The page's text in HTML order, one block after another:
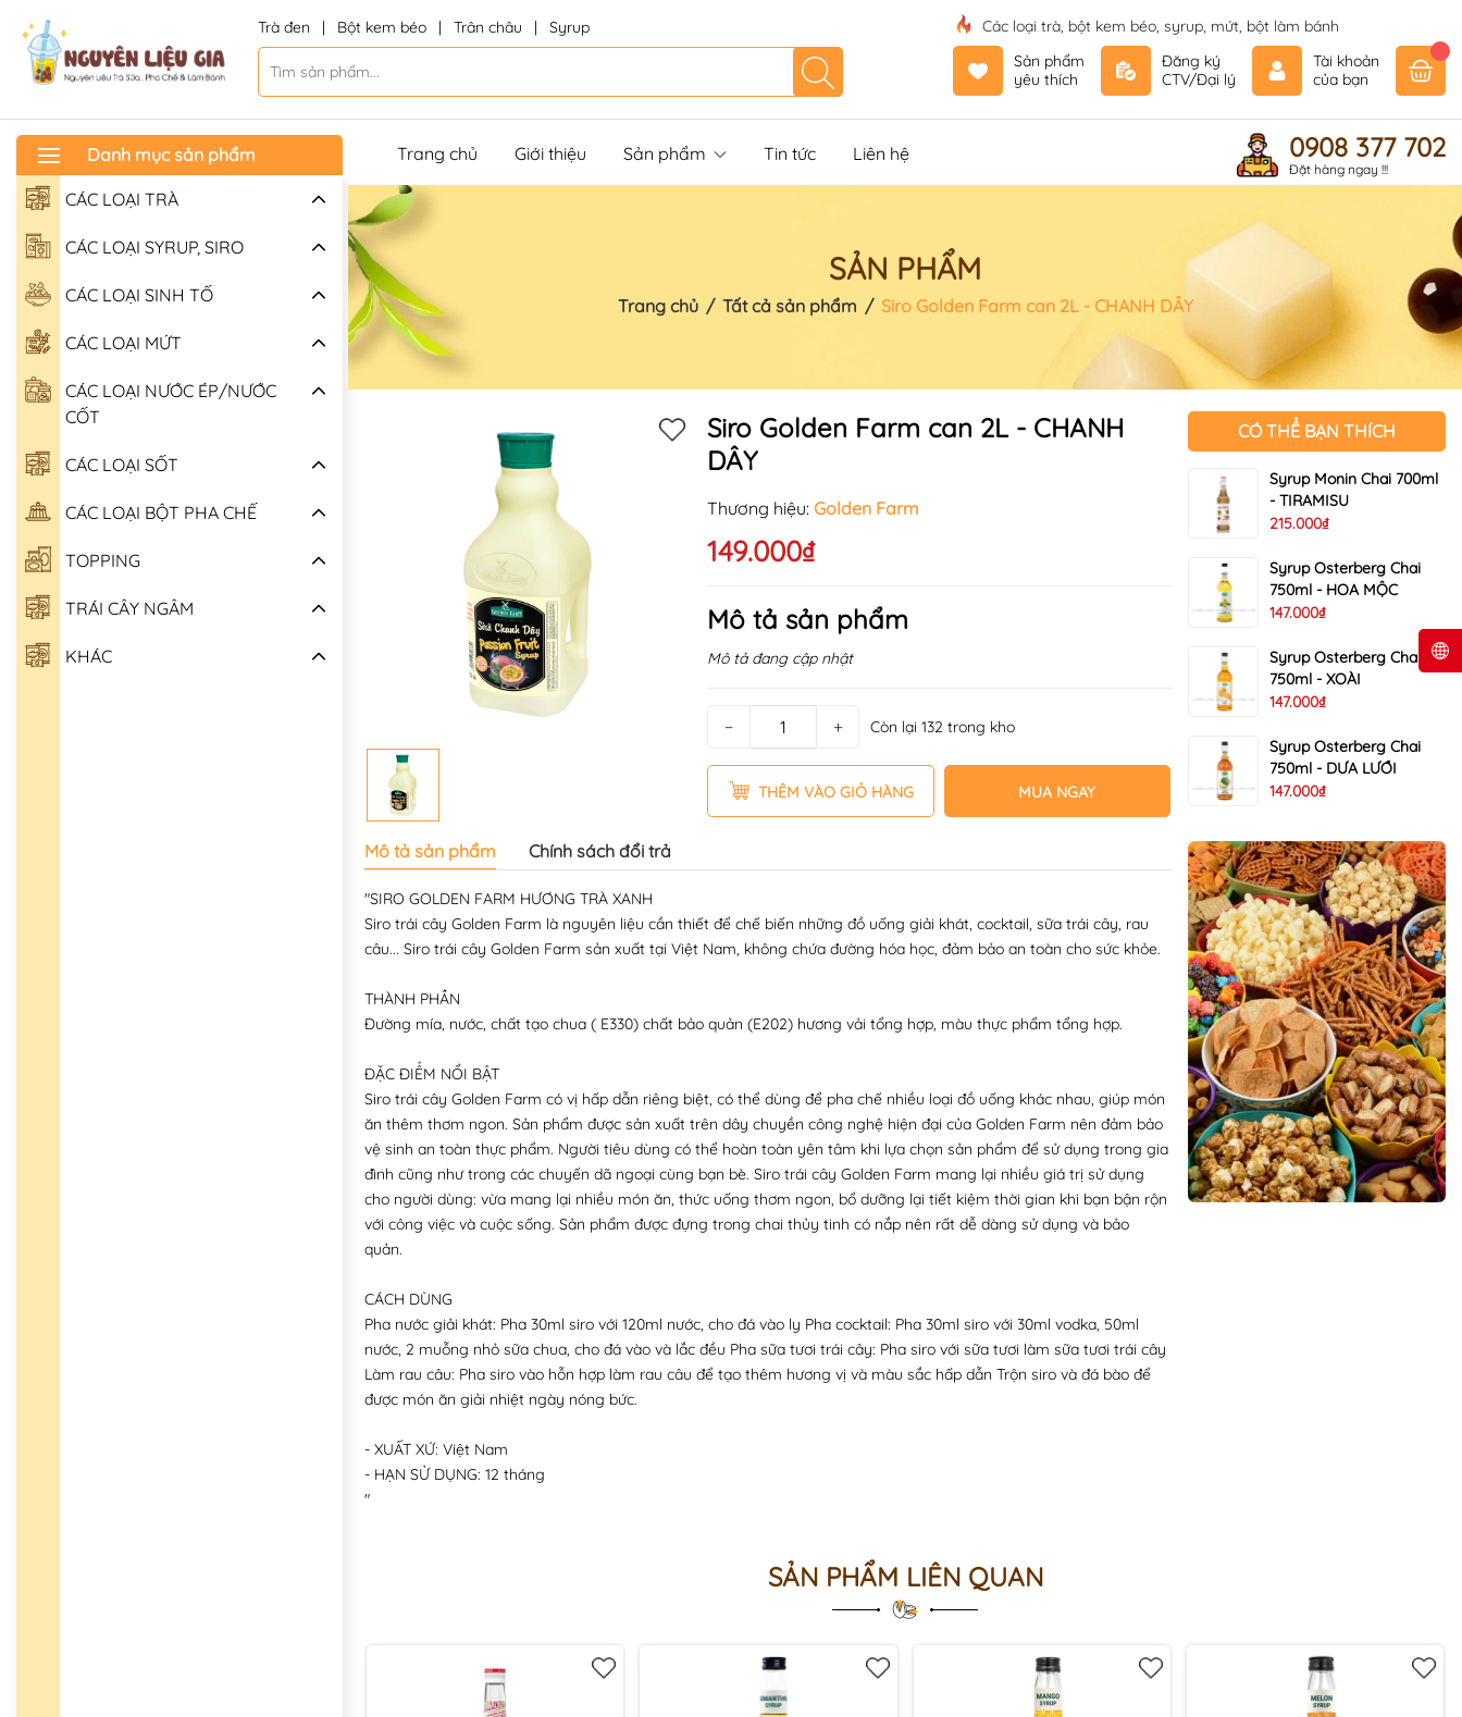
Trà đen | Bột kem béo | Trân châu | Syrup
Các loại trà, bột kem béo, syrup, mứt, bột làm bánh
Sản phẩm
yêu thích
Đăng ký
CTV/Đại lý
Tài khoản
của bạn
Danh mục sản phẩm
CÁC LOẠI TRÀ
CÁC LOẠI SYRUP, SIRO
CÁC LOẠI SINH TỐ
CÁC LOẠI MỨT
CÁC LOẠI NƯỚC ÉP/NƯỚC
CỐT
CÁC LOẠI SỐT
CÁC LOẠI BỘT PHA CHẾ
TOPPING
TRÁI CÂY NGÂM
KHÁC
Trang chủ Giới thiệu Sản phẩm Tin tức Liên hệ 0908 377 702
Đặt hàng ngay !!!
SẢN PHẨM
Trang chủ / Tất cả sản phẩm / Siro Golden Farm can 2L - CHANH DÂY
Siro Golden Farm can 2L - CHANH
DÂY
Thương hiệu: Golden Farm
149.000₫
Mô tả sản phẩm
Mô tả đang cập nhật
− + Còn lại 132 trong kho
THÊM VÀO GIỎ HÀNG MUA NGAY
Mô tả sản phẩm Chính sách đổi trả
"SIRO GOLDEN FARM HƯƠNG TRÀ XANH
Siro trái cây Golden Farm là nguyên liệu cần thiết để chế biến những đồ uống giải khát, cocktail, sữa trái cây, rau
câu... Siro trái cây Golden Farm sản xuất tại Việt Nam, không chứa đường hóa học, đảm bảo an toàn cho sức khỏe.
THÀNH PHẦN
Đường mía, nước, chất tạo chua ( E330) chất bảo quản (E202) hương vải tổng hợp, màu thực phẩm tổng hợp.
ĐẶC ĐIỂM NỔI BẬT
Siro trái cây Golden Farm có vị hấp dẫn riêng biệt, có thể dùng để pha chế nhiều loại đồ uống khác nhau, giúp món
ăn thêm thơm ngon. Sản phẩm được sản xuất trên dây chuyền công nghệ hiện đại của Golden Farm nên đảm bảo
vệ sinh an toàn thực phẩm. Người tiêu dùng có thể hoàn toàn yên tâm khi lựa chọn sản phẩm để sử dụng trong gia
đình cũng như trong các chuyến dã ngoại cùng bạn bè. Siro trái cây Golden Farm mang lại nhiều giá trị sử dụng
cho người dùng: vừa mang lại nhiều món ăn, thức uống thơm ngon, bổ dưỡng lại tiết kiệm thời gian khi bạn bận rộn
với công việc và cuộc sống. Sản phẩm được đựng trong chai thủy tinh có nắp nên rất dễ dàng sử dụng và bảo
quản.
CÁCH DÙNG
Pha nước giải khát: Pha 30ml siro với 120ml nước, cho đá vào ly Pha cocktail: Pha 30ml siro với 30ml vodka, 50ml
nước, 2 muỗng nhỏ sữa chua, cho đá vào và lắc đều Pha sữa tươi trái cây: Pha siro với sữa tươi làm sữa tươi trái cây
Làm rau câu: Pha siro vào hỗn hợp làm rau câu để tạo thêm hương vị và màu sắc hấp dẫn Trộn siro và đá bào để
được món ăn giải nhiệt ngày nóng bức.
- XUẤT XỨ: Việt Nam
- HẠN SỬ DỤNG: 12 tháng
"
CÓ THỂ BẠN THÍCH
Syrup Monin Chai 700ml
- TIRAMISU
215.000₫
Syrup Osterberg Chai
750ml - HOA MỘC
147.000₫
Syrup Osterberg Chai
750ml - XOÀI
147.000₫
Syrup Osterberg Chai
750ml - DƯA LƯỚI
147.000₫
SẢN PHẨM LIÊN QUAN